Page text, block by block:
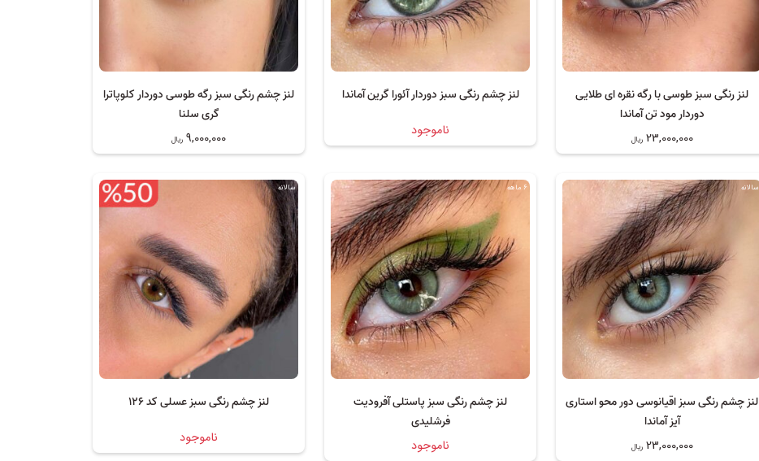
لنز رنگی سبز طوسی با رگه نقره ای طلایی
دوردار مود تن آماندا
23,000,000 ریال
لنز چشم رنگی سبز دوردار آئورا گرین آماندا
ناموجود
لنز چشم رنگی سبز رگه طوسی دوردار کلوپاترا
گری سلنا
9,000,000 ریال
لنز چشم رنگی سبز اقیانوسی دور محو استاری
آیز آماندا
23,000,000 ریال
سالانه
لنز چشم رنگی سبز پاستلی آفرودیت
فرشلیدی
ناموجود
6 ماهه
لنز چشم رنگی سبز عسلی کد 126
ناموجود
سالانه